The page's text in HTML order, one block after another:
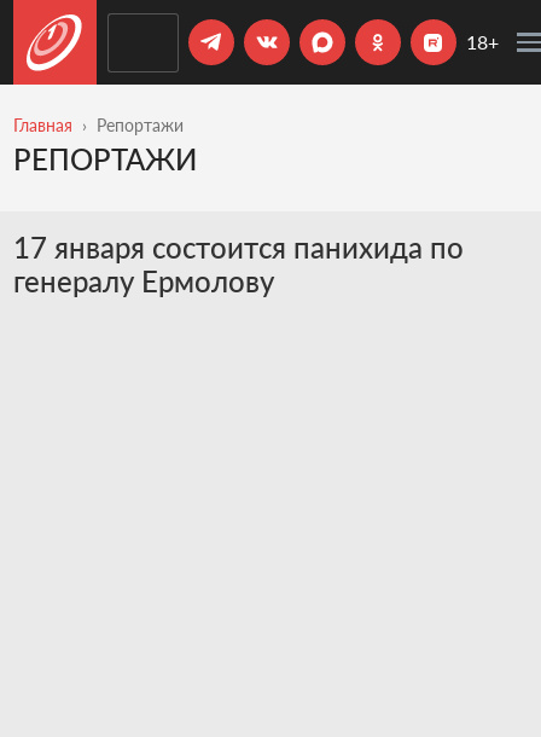
18+
Главная Репортажи
РЕПОРТАЖИ
17 января состоится панихида по
генералу Ермолову